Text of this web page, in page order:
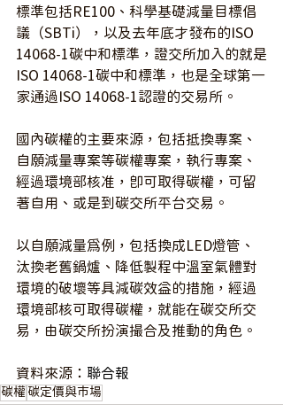
標準包括RE100、科學基礎減量目標倡
議（SBTi），以及去年底才發布的ISO
14068-1碳中和標準，證交所加入的就是
ISO 14068-1碳中和標準，也是全球第一
家通過ISO 14068-1認證的交易所。
國內碳權的主要來源，包括抵換專案、
自願減量專案等碳權專案，執行專案、
經過環境部核准，即可取得碳權，可留
著自用、或是到碳交所平台交易。
以自願減量為例，包括換成LED燈管、
汰換老舊鍋爐、降低製程中溫室氣體對
環境的破壞等具減碳效益的措施，經過
環境部核可取得碳權，就能在碳交所交
易，由碳交所扮演撮合及推動的角色。
資料來源： 聯合報
碳權 碳定價與市場